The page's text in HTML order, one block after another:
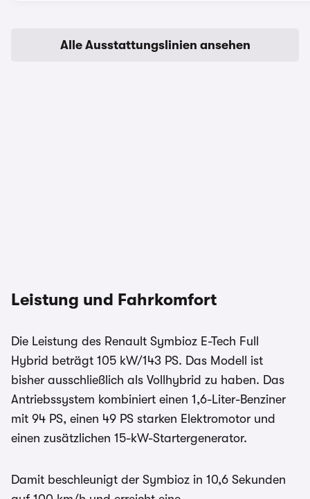
Alle Ausstattungslinien ansehen
Leistung und Fahrkomfort
Die Leistung des Renault Symbioz E-Tech Full
Hybrid beträgt 105 kW/143 PS. Das Modell ist
bisher ausschließlich als Vollhybrid zu haben. Das
Antriebssystem kombiniert einen 1,6-Liter-Benziner
mit 94 PS, einen 49 PS starken Elektromotor und
einen zusätzlichen 15-kW-Startergenerator.
Damit beschleunigt der Symbioz in 10,6 Sekunden